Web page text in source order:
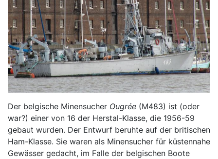
Der belgische Minensucher Ougrée (M483) ist (oder
war?) einer von 16 der Herstal-Klasse, die 1956-59
gebaut wurden. Der Entwurf beruhte auf der britischen
Ham-Klasse. Sie waren als Minensucher für küstennahe
Gewässer gedacht, im Falle der belgischen Boote